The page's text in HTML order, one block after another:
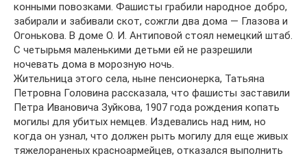
конными повозками. Фашисты грабили народное добро,
забирали и забивали скот, сожгли два дома — Глазова и
Огонькова. В доме О. И. Антиповой стоял немецкий штаб.
С четырьмя маленькими детьми ей не разрешили
ночевать дома в морозную ночь.
Жительница этого села, ныне пенсионерка, Татьяна
Петровна Головина рассказала, что фашисты заставили
Петра Ивановича Зуйкова, 1907 года рождения копать
могилы для убитых немцев. Издевались над ним, но
когда он узнал, что должен рыть могилу для еще живых
тяжелораненых красноармейцев, отказался выполнить